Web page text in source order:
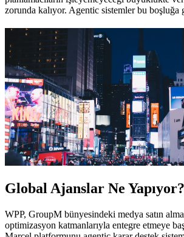
zorunda kalıyor. Agentic sistemler bu boşluğa
Global Ajanslar Ne Yapıyor?
WPP, GroupM bünyesindeki medya satın
optimizasyon katmanlarıyla entegre etmeye